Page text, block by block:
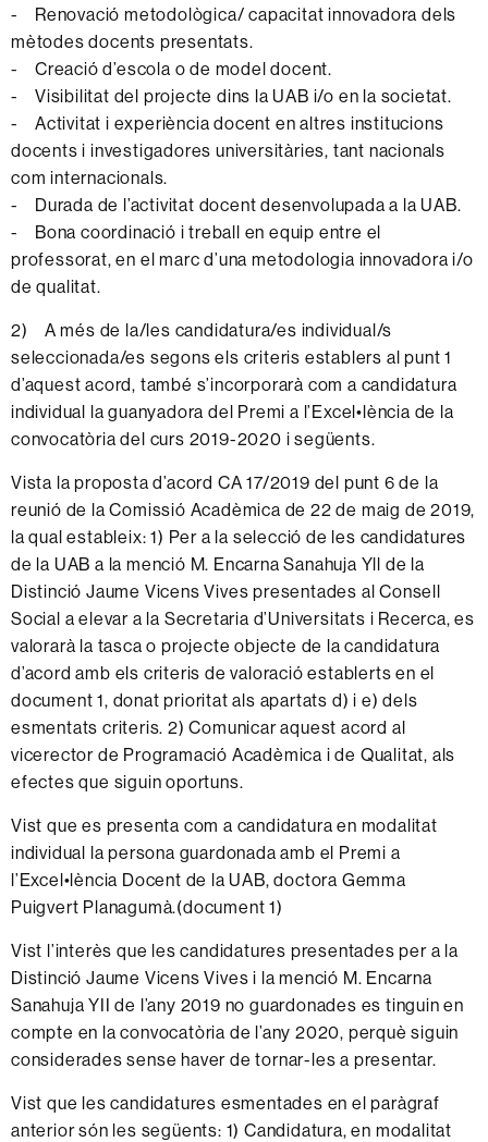
- Renovació metodològica/ capacitat innovadora dels
mètodes docents presentats.
- Creació d’escola o de model docent.
- Visibilitat del projecte dins la UAB i/o en la societat.
- Activitat i experiència docent en altres institucions
docents i investigadores universitàries, tant nacionals
com internacionals.
- Durada de l’activitat docent desenvolupada a la UAB.
- Bona coordinació i treball en equip entre el
professorat, en el marc d’una metodologia innovadora i/o
de qualitat.
2) A més de la/les candidatura/es individual/s
seleccionada/es segons els criteris establers al punt 1
d’aquest acord, també s’incorporarà com a candidatura
individual la guanyadora del Premi a l’Excel•lència de la
convocatòria del curs 2019-2020 i següents.
Vista la proposta d’acord CA 17/2019 del punt 6 de la
reunió de la Comissió Acadèmica de 22 de maig de 2019,
la qual estableix: 1) Per a la selecció de les candidatures
de la UAB a la menció M. Encarna Sanahuja Yll de la
Distinció Jaume Vicens Vives presentades al Consell
Social a elevar a la Secretaria d’Universitats i Recerca, es
valorarà la tasca o projecte objecte de la candidatura
d’acord amb els criteris de valoració establerts en el
document 1, donat prioritat als apartats d) i e) dels
esmentats criteris. 2) Comunicar aquest acord al
vicerector de Programació Acadèmica i de Qualitat, als
efectes que siguin oportuns.
Vist que es presenta com a candidatura en modalitat
individual la persona guardonada amb el Premi a
l’Excel•lència Docent de la UAB, doctora Gemma
Puigvert Planagumà.(document 1)
Vist l’interès que les candidatures presentades per a la
Distinció Jaume Vicens Vives i la menció M. Encarna
Sanahuja YII de l’any 2019 no guardonades es tinguin en
compte en la convocatòria de l’any 2020, perquè siguin
considerades sense haver de tornar-les a presentar.
Vist que les candidatures esmentades en el paràgraf
anterior són les següents: 1) Candidatura, en modalitat